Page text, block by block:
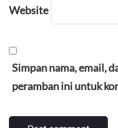
Website
Simpan nama, email,
peramban ini untuk